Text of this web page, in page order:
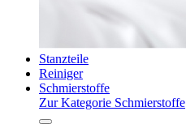
Stanzteile
Reiniger
Schmierstoffe
Zur Kategorie Schmierstoffe